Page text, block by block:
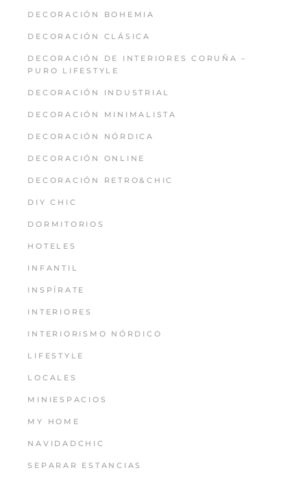
DECORACIÓN BOHEMIA
DECORACIÓN CLÁSICA
DECORACIÓN DE INTERIORES CORUÑA –
PURO LIFESTYLE
DECORACIÓN INDUSTRIAL
DECORACIÓN MINIMALISTA
DECORACIÓN NÓRDICA
DECORACIÓN ONLINE
DECORACIÓN RETRO&CHIC
DIY CHIC
DORMITORIOS
HOTELES
INFANTIL
INSPÍRATE
INTERIORES
INTERIORISMO NÓRDICO
LIFESTYLE
LOCALES
MINIESPACIOS
MY HOME
NAVIDADCHIC
SEPARAR ESTANCIAS